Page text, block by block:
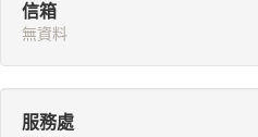
信箱
無資料
服務處